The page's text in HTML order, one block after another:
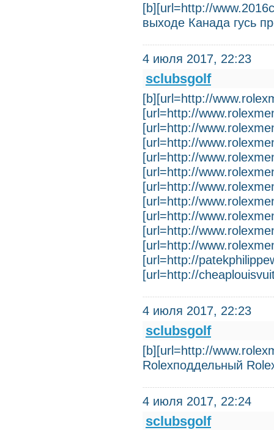
[b][url=http://
выходе Канада гусь
4 июля 2017, 22:23
sclubsgolf
[b][url=http://
[url=http://
[url=http://
[url=http://
[url=http://
[url=http://
[url=http://
[url=http://
[url=http://
[url=http://
[url=http://
[url=http://
[url=http://
4 июля 2017, 22:23
sclubsgolf
[b][url=http://
Rolexподдельный
4 июля 2017, 22:24
sclubsgolf